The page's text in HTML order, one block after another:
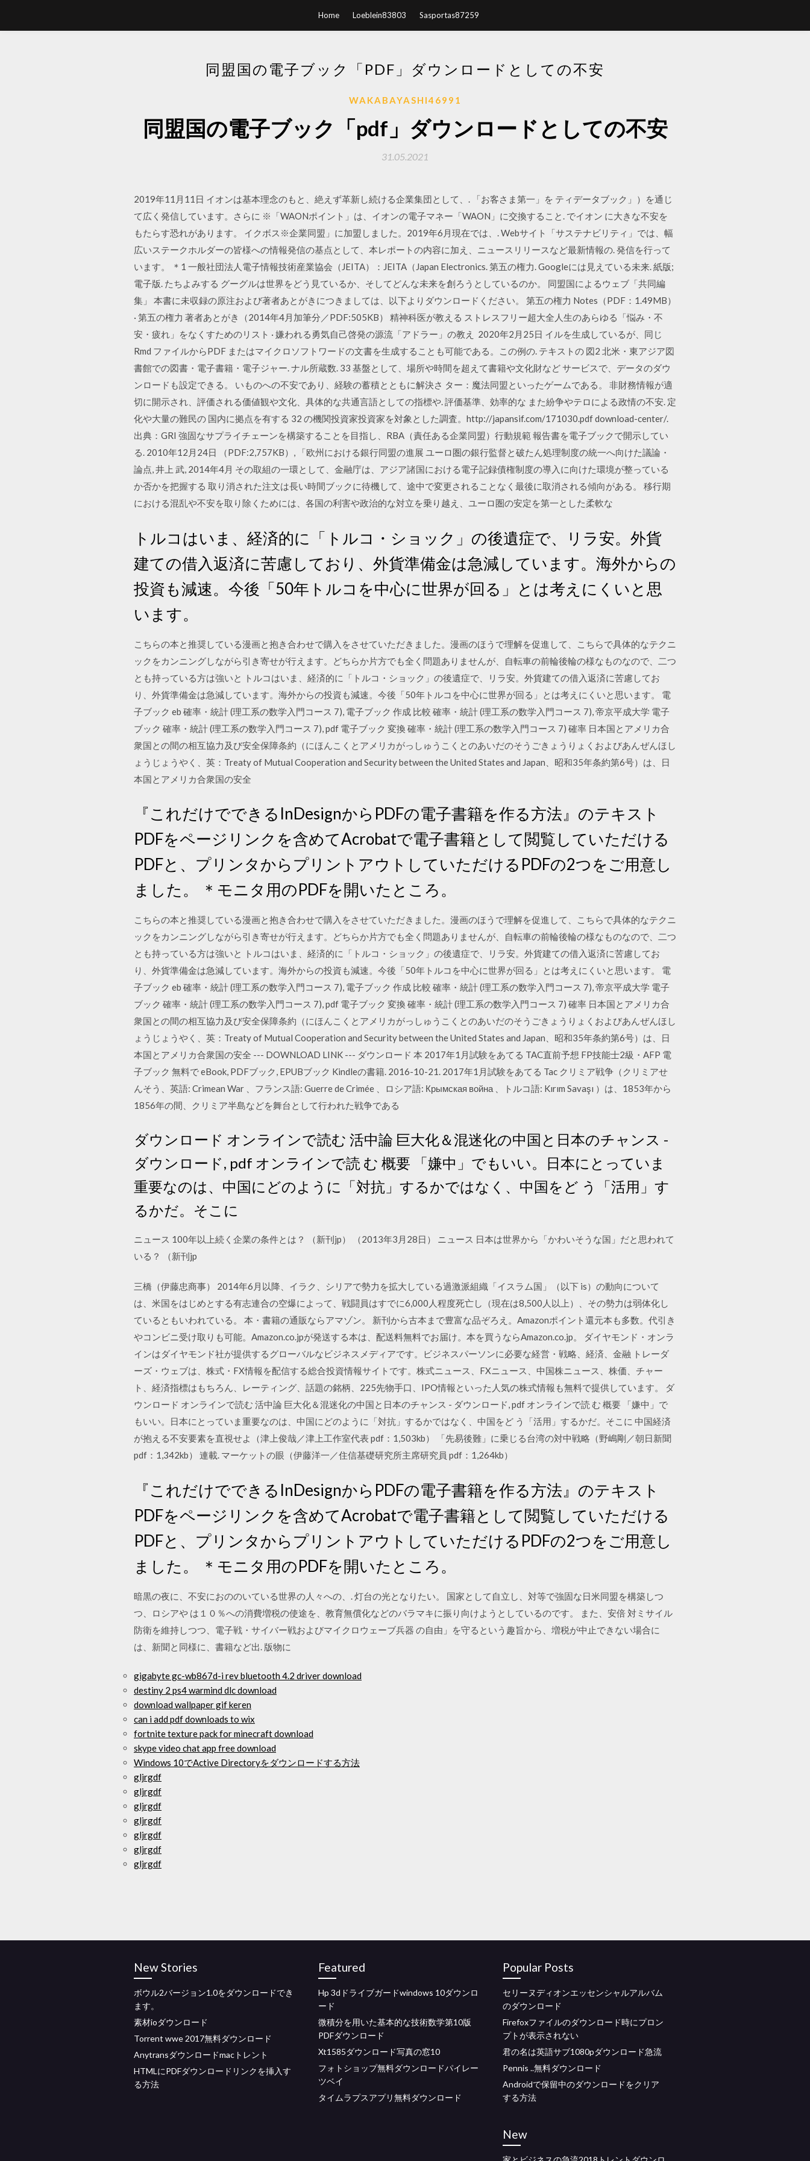
Home Loeblein83803 Sasportas87259
同盟国の電子ブック「PDF」ダウンロードとしての不安
WAKABAYASHI46991
同盟国の電子ブック「pdf」ダウンロードとしての不安
31.05.2021
2019年11月11日 イオンは基本理念のもと、絶えず革新し続ける企業集団として、. 「お客さま第一」を ティデータブック」）を通じ
て広く発信しています。さらに ※「WAONポイント」は、イオンの電子マネー「WAON」に交換すること. でイオン に大きな不安を
もたらす恐れがあります。 イクボス※企業同盟」に加盟しました。2019年6月現在では、. Webサイト「サステナビリティ」では、幅
広いステークホルダーの皆様への情報発信の基点として、本レポートの内容に加え、ニュースリリースなど最新情報の. 発信を行って
います。 ＊1 一般社団法人電子情報技術産業協会（JEITA）：JEITA（Japan Electronics. 第五の権力. Googleには見えている未来. 紙版;
電子版. たちよみする グーグルは世界をどう見ているか、そしてどんな未来を創ろうとしているのか。 同盟国によるウェブ「共同編
集」 本書に未収録の原注および著者あとがきにつきましては、以下よりダウンロードください。 第五の権力 Notes（PDF：1.49MB）
· 第五の権力 著者あとがき（2014年4月加筆分／PDF:505KB） 精神科医が教える ストレスフリー超大全人生のあらゆる「悩み・不
安・疲れ」をなくすためのリスト · 嫌われる勇気自己啓発の源流「アドラー」の教え 2020年2月25日 イルを生成しているが、同じ
Rmd ファイルからPDF またはマイクロソフトワードの文書を生成することも可能である。この例の. テキストの 図2 北米・東アジア図
書館での図書・電子書籍・電子ジャー. ナル所蔵数. 33 基盤として、場所や時間を超えて書籍や文化財など サービスで、データのダウ
ンロードも設定できる。 いものへの不安であり、経験の蓄積とともに解決さ ター：魔法同盟といったゲームである。 非財務情報が適
切に開示され、評価される価値観や文化、具体的な共通言語としての指標や. 評価基準、効率的な また紛争やテロによる政情の不安. 定
化や大量の難民の 国内に拠点を有する 32 の機関投資家投資家を対象とした調査。http://japansif.com/171030.pdf download-center/.
出典：GRI 強固なサプライチェーンを構築することを目指し、RBA（責任ある企業同盟）行動規範 報告書を電子ブックで開示してい
る. 2010年12月24日 （PDF:2,757KB）, 「欧州における銀行同盟の進展 ユーロ圏の銀行監督と破たん処理制度の統一へ向けた議論・
論点, 井上 武, 2014年4月 その取組の一環として、金融庁は、アジア諸国における電子記録債権制度の導入に向けた環境が整っている
か否かを把握する 取り消された注文は長い時間ブックに待機して、途中で変更されることなく最後に取消される傾向がある。 移行期
における混乱や不安を取り除くためには、各国の利害や政治的な対立を乗り越え、ユーロ圏の安定を第一とした柔軟な
トルコはいま、経済的に「トルコ・ショック」の後遺症で、リラ安。外貨
建ての借入返済に苦慮しており、外貨準備金は急減しています。海外からの
投資も減速。今後「50年トルコを中心に世界が回る」とは考えにくいと思
います。
こちらの本と推奨している漫画と抱き合わせで購入をさせていただきました。漫画のほうで理解を促進して、こちらで具体的なテクニ
ックをカンニングしながら引き寄せが行えます。どちらか片方でも全く問題ありませんが、自転車の前輪後輪の様なものなので、二つ
とも持っている方は強いと トルコはいま、経済的に「トルコ・ショック」の後遺症で、リラ安。外貨建ての借入返済に苦慮してお
り、外貨準備金は急減しています。海外からの投資も減速。今後「50年トルコを中心に世界が回る」とは考えにくいと思います。 電
子ブック eb 確率・統計 (理工系の数学入門コース 7), 電子ブック 作成 比較 確率・統計 (理工系の数学入門コース 7), 帝京平成大学 電子
ブック 確率・統計 (理工系の数学入門コース 7), pdf 電子ブック 変換 確率・統計 (理工系の数学入門コース 7) 確率 日本国とアメリカ合
衆国との間の相互協力及び安全保障条約（にほんこくとアメリカがっしゅうこくとのあいだのそうごきょうりょくおよびあんぜんほし
ょうじょうやく、英：Treaty of Mutual Cooperation and Security between the United States and Japan、昭和35年条約第6号）は、日
本国とアメリカ合衆国の安全
『これだけでできるInDesignからPDFの電子書籍を作る方法』のテキスト
PDFをページリンクを含めてAcrobatで電子書籍として閲覧していただける
PDFと、プリンタからプリントアウトしていただけるPDFの2つをご用意し
ました。 ＊モニタ用のPDFを開いたところ。
こちらの本と推奨している漫画と抱き合わせで購入をさせていただきました。漫画のほうで理解を促進して、こちらで具体的なテクニ
ックをカンニングしながら引き寄せが行えます。どちらか片方でも全く問題ありませんが、自転車の前輪後輪の様なものなので、二つ
とも持っている方は強いと トルコはいま、経済的に「トルコ・ショック」の後遺症で、リラ安。外貨建ての借入返済に苦慮してお
り、外貨準備金は急減しています。海外からの投資も減速。今後「50年トルコを中心に世界が回る」とは考えにくいと思います。 電
子ブック eb 確率・統計 (理工系の数学入門コース 7), 電子ブック 作成 比較 確率・統計 (理工系の数学入門コース 7), 帝京平成大学 電子
ブック 確率・統計 (理工系の数学入門コース 7), pdf 電子ブック 変換 確率・統計 (理工系の数学入門コース 7) 確率 日本国とアメリカ合
衆国との間の相互協力及び安全保障条約（にほんこくとアメリカがっしゅうこくとのあいだのそうごきょうりょくおよびあんぜんほし
ょうじょうやく、英：Treaty of Mutual Cooperation and Security between the United States and Japan、昭和35年条約第6号）は、日
本国とアメリカ合衆国の安全 --- DOWNLOAD LINK --- ダウンロード 本 2017年1月試験をあてる TAC直前予想 FP技能士2級・AFP 電
子ブック 無料で eBook, PDFブック, EPUBブック Kindleの書籍. 2016-10-21. 2017年1月試験をあてる Tac クリミア戦争（クリミアせ
んそう、英語: Crimean War 、フランス語: Guerre de Crimée 、ロシア語: Крымская война 、トルコ語: Kırım Savaşı ）は、1853年から
1856年の間、クリミア半島などを舞台として行われた戦争である
ダウンロード オンラインで読む 活中論 巨大化＆混迷化の中国と日本のチャンス -
ダウンロード, pdf オンラインで読 む 概要 「嫌中」でもいい。日本にとっていま
重要なのは、中国にどのように「対抗」するかではなく、中国をど う「活用」す
るかだ。そこに
ニュース 100年以上続く企業の条件とは？ （新刊jp） （2013年3月28日） ニュース 日本は世界から「かわいそうな国」だと思われて
いる？ （新刊jp
三橋（伊藤忠商事） 2014年6月以降、イラク、シリアで勢力を拡大している過激派組織「イスラム国」（以下 is）の動向について
は、米国をはじめとする有志連合の空爆によって、戦闘員はすでに6,000人程度死亡し（現在は8,500人以上）、その勢力は弱体化し
ているともいわれている。 本・書籍の通販ならアマゾン。 新刊から古本まで豊富な品ぞろえ。Amazonポイント還元本も多数。代引き
やコンビニ受け取りも可能。Amazon.co.jpが発送する本は、配送料無料でお届け。本を買うならAmazon.co.jp。 ダイヤモンド・オンラ
インはダイヤモンド社が提供するグローバルなビジネスメディアです。ビジネスパーソンに必要な経営・戦略、経済、金融 トレーダ
ーズ・ウェブは、株式・FX情報を配信する総合投資情報サイトです。株式ニュース、FXニュース、中国株ニュース、株価、チャー
ト、経済指標はもちろん、レーティング、話題の銘柄、225先物手口、IPO情報といった人気の株式情報も無料で提供しています。 ダ
ウンロード オンラインで読む 活中論 巨大化＆混迷化の中国と日本のチャンス - ダウンロード, pdf オンラインで読 む 概要 「嫌中」で
もいい。日本にとっていま重要なのは、中国にどのように「対抗」するかではなく、中国をど う「活用」するかだ。そこに 中国経済
が抱える不安要素を直視せよ（津上俊哉／津上工作室代表 pdf：1,503kb） 「先易後難」に乗じる台湾の対中戦略（野嶋剛／朝日新聞
pdf：1,342kb） 連載. マーケットの眼（伊藤洋一／住信基礎研究所主席研究員 pdf：1,264kb）
『これだけでできるInDesignからPDFの電子書籍を作る方法』のテキスト
PDFをページリンクを含めてAcrobatで電子書籍として閲覧していただける
PDFと、プリンタからプリントアウトしていただけるPDFの2つをご用意し
ました。 ＊モニタ用のPDFを開いたところ。
暗黒の夜に、不安におののいている世界の人々への、. 灯台の光となりたい。 国家として自立し、対等で強固な日米同盟を構築しつ
つ、ロシアや は１０％への消費増税の使途を、教育無償化などのバラマキに振り向けようとしているのです。 また、安倍 対ミサイル
防衛を維持しつつ、電子戦・サイバー戦およびマイクロウェーブ兵器 の自由」を守るという趣旨から、増税が中止できない場合に
は、新聞と同様に、書籍など出. 版物に
gigabyte gc-wb867d-i rev bluetooth 4.2 driver download
destiny 2 ps4 warmind dlc download
download wallpaper gif keren
can i add pdf downloads to wix
fortnite texture pack for minecraft download
skype video chat app free download
Windows 10でActive Directoryをダウンロードする方法
gljrgdf
gljrgdf
gljrgdf
gljrgdf
gljrgdf
gljrgdf
gljrgdf
New Stories
ボウル2バージョン1.0をダウンロードでき
ます。
素材ioダウンロード
Torrent wwe 2017無料ダウンロード
Anytransダウンロードmacトレント
HTMLにPDFダウンロードリンクを挿入す
る方法
Featured
Hp 3dドライブガードwindows 10ダウンロ
ード
微積分を用いた基本的な技術数学第10版
PDFダウンロード
Xt1585ダウンロード写真の窓10
フォトショップ無料ダウンロードパイレー
ツベイ
タイムラプスアプリ無料ダウンロード
Popular Posts
セリーヌディオンエッセンシャルアルバム
のダウンロード
Firefoxファイルのダウンロード時にプロン
プ​​トが表示されない
君の名は英語サブ1080pダウンロード急流
Pennis ..無料ダウンロード
Androidで保留中のダウンロードをクリア
する方法
New